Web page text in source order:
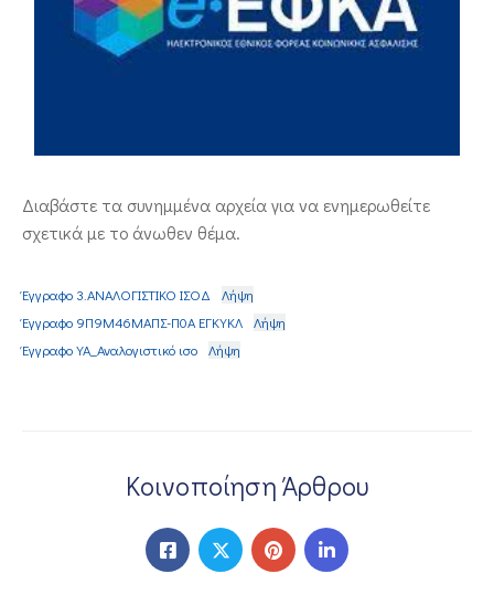
Διαβάστε τα συνημμένα αρχεία για να ενημερωθείτε
σχετικά με το άνωθεν θέμα.
Έγγραφο 3.ΑΝΑΛΟΓΙΣΤΙΚΟ ΙΣΟΔ
Λήψη
Έγγραφο 9Π9Μ46ΜΑΠΣ-Π0Α ΕΓΚΥΚΛ
Λήψη
Έγγραφο ΥΑ_Αναλογιστικό ισο
Λήψη
Κοινοποίηση Άρθρου